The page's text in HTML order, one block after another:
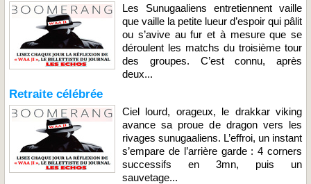
Les Sunugaaliens entretiennent vaille
que vaille la petite lueur d’espoir qui pâlit
ou s’avive au fur et à mesure que se
déroulent les matchs du troisième tour
des groupes. C’est connu, après
deux...
Retraite célébrée
Ciel lourd, orageux, le drakkar viking
avance sa proue de dragon vers les
rivages sunugaaliens. L’effroi, un instant
s’empare de l’arrière garde : 4 corners
successifs en 3mn, puis un
sauvetage...